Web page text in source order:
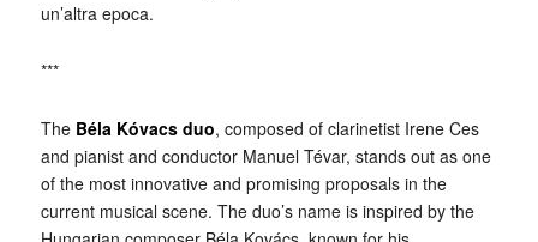
un’altra epoca.
***
The Béla Kóvacs duo, composed of clarinetist Irene Ces
and pianist and conductor Manuel Tévar, stands out as one
of the most innovative and promising proposals in the
current musical scene. The duo’s name is inspired by the